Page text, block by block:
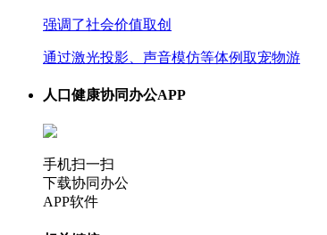
强调了社会价值取创
通过激光投影、声音模仿等体例取宠物游
人口健康协同办公APP
手机扫一扫
下载协同办公
APP软件